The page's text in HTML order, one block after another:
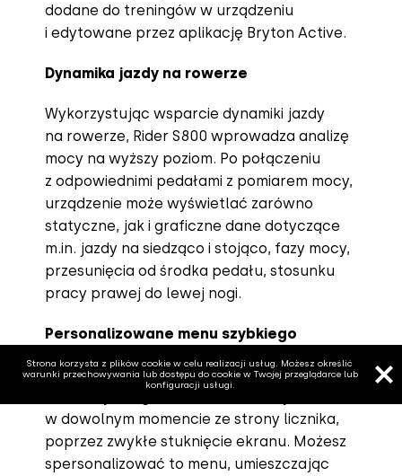
dodane do treningów w urządzeniu
i edytowane przez aplikację Bryton Active.
Dynamika jazdy na rowerze
Wykorzystując wsparcie dynamiki jazdy
na rowerze, Rider S800 wprowadza analizę
mocy na wyższy poziom. Po połączeniu
z odpowiednimi pedałami z pomiarem mocy,
urządzenie może wyświetlać zarówno
statyczne, jak i graficzne dane dotyczące
m.in. jazdy na siedząco i stojąco, fazy mocy,
przesunięcia od środka pedału, stosunku
pracy prawej do lewej nogi.
Personalizowane menu szybkiego
w dowolnym momencie ze strony licznika,
poprzez zwykłe stuknięcie ekranu. Możesz
spersonalizować to menu, umieszczając
Strona korzysta z plików cookie w celu realizacji usług. Możesz określić
warunki przechowywania lub dostępu do cookie w Twojej przeglądarce lub
konfiguracji usługi.